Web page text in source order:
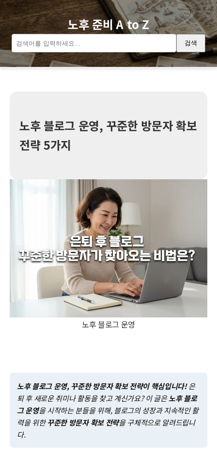
노후 준비 A to Z
검색
노후 블로그 운영, 꾸준한 방문자 확보
전략 5가지
노후 블로그 운영
노후 블로그 운영, 꾸준한 방문자 확보 전략이 핵심입니다!은
퇴 후 새로운 취미나 활동을 찾고 계신가요? 이 글은노후 블로
그 운영을 시작하는 분들을 위해, 블로그의 성장과 지속적인 활
력을 위한꾸준한 방문자 확보 전략을 구체적으로 알려드립니
다.